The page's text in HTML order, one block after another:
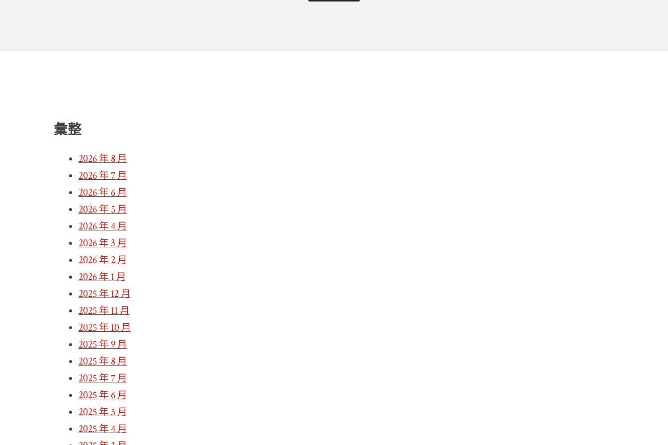
彙整
2026 年 8 月
2026 年 7 月
2026 年 6 月
2026 年 5 月
2026 年 4 月
2026 年 3 月
2026 年 2 月
2026 年 1 月
2025 年 12 月
2025 年 11 月
2025 年 10 月
2025 年 9 月
2025 年 8 月
2025 年 7 月
2025 年 6 月
2025 年 5 月
2025 年 4 月